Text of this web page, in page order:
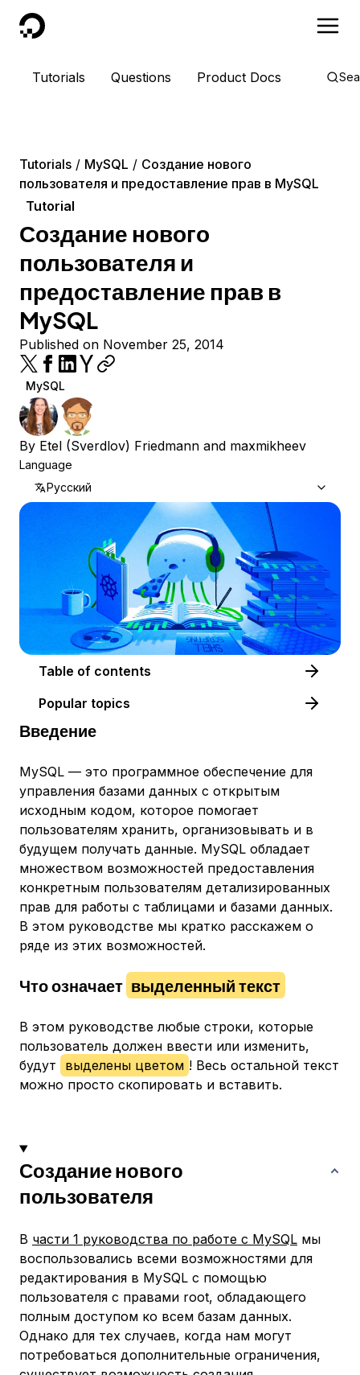
DigitalOcean
Tutorials Questions Product Docs
Tutorials MySQL
Создание нового
пользователя и предоставление прав в MySQL
Tutorial
Создание нового
пользователя и
предоставление прав в
MySQL
Published on November 25, 2014
MySQL
By Etel (Sverdlov) Friedmann and maxmikheev
Language
Русский
Table of contents
Popular topics
Введение
MySQL — это программное обеспечение для
управления базами данных с открытым
исходным кодом, которое помогает
пользователям хранить, организовывать и в
будущем получать данные. MySQL обладает
множеством возможностей предоставления
конкретным пользователям детализированных
прав для работы с таблицами и базами данных.
В этом руководстве мы кратко расскажем о
ряде из этих возможностей.
Что означает выделенный текст
В этом руководстве любые строки, которые
пользователь должен ввести или изменить,
будут
выделены цветом ! Весь остальной текст
можно просто скопировать и вставить.
Создание нового
пользователя
В части 1 руководства по работе с MySQL мы
воспользовались всеми возможностями для
редактирования в MySQL с помощью
пользователя с правами root, обладающего
полным доступом ко всем базам данных.
Однако для тех случаев, когда нам могут
потребоваться дополнительные ограничения,